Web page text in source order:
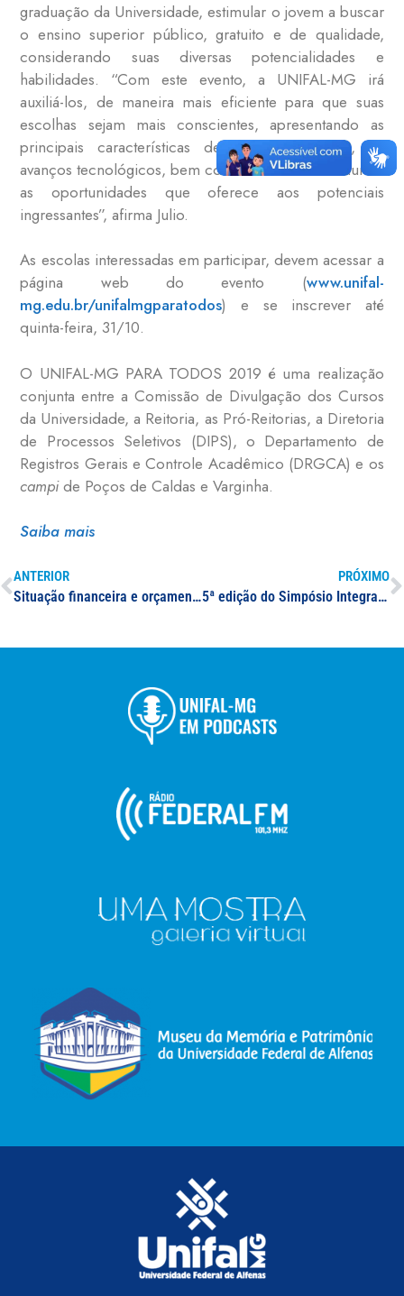
graduação da Universidade, estimular o jovem a buscar
o ensino superior público, gratuito e de qualidade,
considerando suas diversas potencialidades e
habilidades. “Com este evento, a UNIFAL-MG irá
auxiliá-los, de maneira mais eficiente para que suas
escolhas sejam mais conscientes, apresentando as
principais características de cada curso/área, os
avanços tecnológicos, bem como a sua infraestrutura e
as oportunidades que oferece aos potenciais
ingressantes”, afirma Julio.
As escolas interessadas em participar, devem acessar a
página web do evento (www.unifal-
mg.edu.br/unifalmgparatodos) e se inscrever até
quinta-feira, 31/10.
O UNIFAL-MG PARA TODOS 2019 é uma realização
conjunta entre a Comissão de Divulgação dos Cursos
da Universidade, a Reitoria, as Pró-Reitorias, a Diretoria
de Processos Seletivos (DIPS), o Departamento de
Registros Gerais e Controle Acadêmico (DRGCA) e os
campide Poços de Caldas e Varginha.
Saiba mais
ANTERIOR
Situação financeira e orçamentária da UNIFAL-MG é apresentada em reunião aberta do Consuni; nova proposta do Programa “Future-se” também foi discutida durante o evento
PRÓXIMO
5ª edição do Simpósio Integrado – Múltiplos Saberes registra mais de 1200 inscrições e destaca trabalhos de discentes da UNIFAL-MG